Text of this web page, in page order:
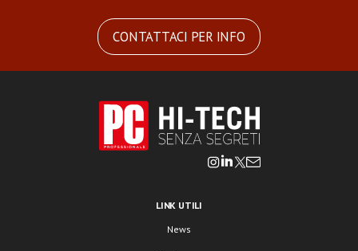
CONTATTACI PER INFO
LINK UTILI
News